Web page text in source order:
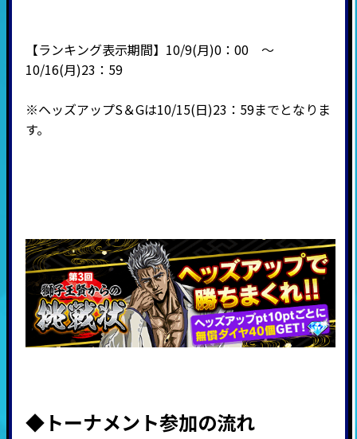
【ランキング表示期間】10/9(月)0：00 ～
10/16(月)23：59
※ヘッズアップS＆Gは10/15(日)23：59までとなりま
す。
◆トーナメント参加の流れ